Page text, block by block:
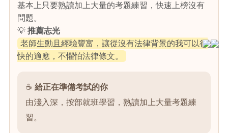
基本上只要熟讀加上大量的考題練習，快速上榜沒有
問題。
💡 推薦志光
老師生動且經驗豐富，讓從沒有法律背景的我可以很
快的適應，不懼怕法律條文。
☕ 給正在準備考試的你
由淺入深，按部就班學習，熟讀加上大量考題練
習。